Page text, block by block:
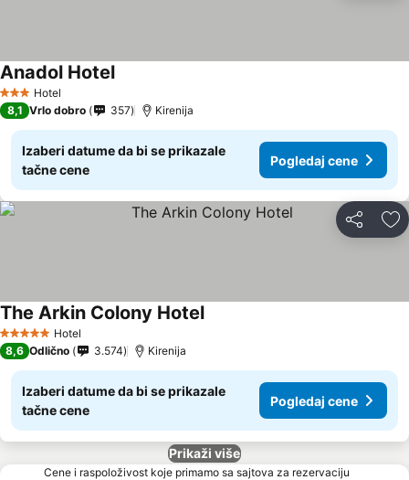
3 Zvezdice
Hotel
Anadol HotelPogledaj cene
8,1 Vrlo dobro 357 Kirenija
Izaberi datume da bi se prikazale
tačne cene
Pogledaj cene
Deli
5 ZvezdiceHotel
The Arkin Colony HotelPogledaj cene
8,6 Odlično 3.574 Kirenija
Izaberi datume da bi se prikazale
tačne cene
Pogledaj cene
Prikaži više
Cene i raspoloživost koje primamo sa sajtova za rezervaciju